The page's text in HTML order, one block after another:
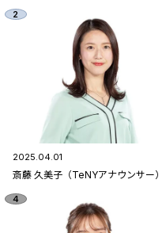
2025.04.01
斎藤 久美子（TeNYアナウンサー）